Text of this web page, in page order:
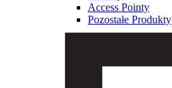
Access Pointy
Pozostałe Produkty